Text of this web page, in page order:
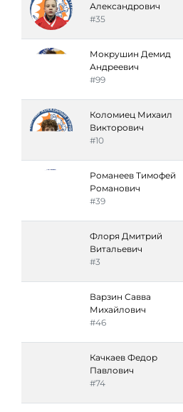
Александрович
#35
Мокрушин Демид
Андреевич
#99
Коломиец Михаил
Викторович
#10
Романеев Тимофей
Романович
#39
Флоря Дмитрий
Витальевич
#3
Варзин Савва
Михайлович
#46
Качкаев Федор
Павлович
#74